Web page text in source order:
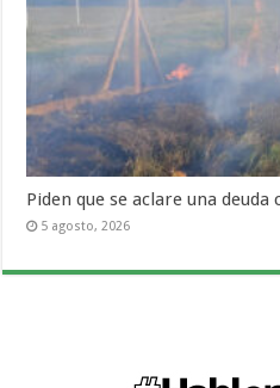
Piden que se aclare una
5 agosto, 2026